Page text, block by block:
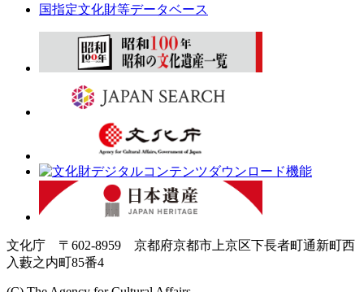
国指定文化財等データベース
文化庁 〒602-8959 京都府京都市上京区下長者町通新町西
入藪之内町85番4